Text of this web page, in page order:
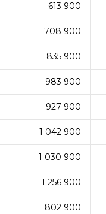
613 900
708 900
835 900
983 900
927 900
1 042 900
1 030 900
1 256 900
802 900